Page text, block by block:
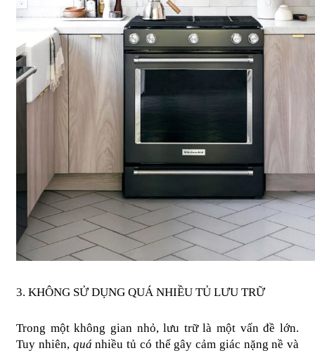
3. KHÔNG SỬ DỤNG QUÁ NHIỀU TỦ LƯU TRỮ
Trong một không gian nhỏ, lưu trữ là một vấn đề lớn.
Tuy nhiên, quá nhiều tủ có thể gây cảm giác nặng nề và